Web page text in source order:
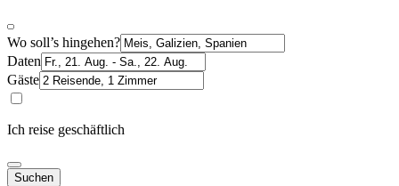
Wo soll’s hingehen?
Daten
Gäste
Ich reise geschäftlich
Suchen